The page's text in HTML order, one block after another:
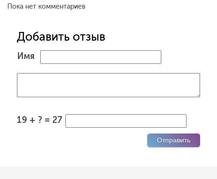
Пока нет комментариев
Добавить отзыв
Имя
19 + ? = 27